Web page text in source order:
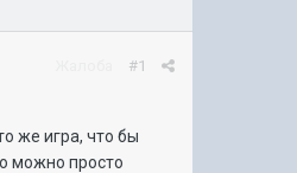
#1
же игра, что бы
можно просто